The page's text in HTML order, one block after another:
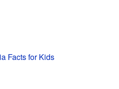
Facts for Kids